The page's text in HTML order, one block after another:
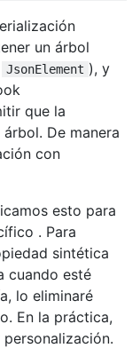
with {@code
(C source
with {@code
(JsonElement
un árbol
JsonElement ), y
que la
De manera
con
esto para
. Para
sintética
cuando esté
lo eliminaré
En la práctica,